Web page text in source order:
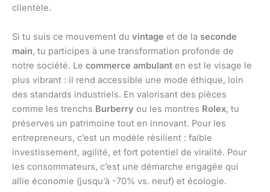
clientèle.
Si tu suis ce mouvement du vintage et de la seconde
main, tu participes à une transformation profonde de
notre société. Le commerce ambulant en est le visage le
plus vibrant : il rend accessible une mode éthique, loin
des standards industriels. En valorisant des pièces
comme les trenchs Burberry ou les montres Rolex, tu
préserves un patrimoine tout en innovant. Pour les
entrepreneurs, c’est un modèle résilient : faible
investissement, agilité, et fort potentiel de viralité. Pour
les consommateurs, c’est une démarche engagée qui
allie économie (jusqu’à -70% vs. neuf) et écologie.